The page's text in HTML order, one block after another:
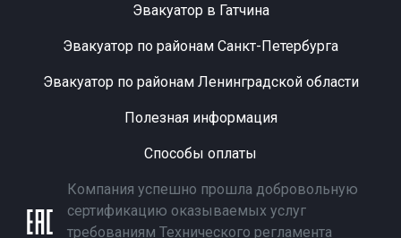
Эвакуатор в Гатчина
Эвакуатор по районам Санкт-Петербурга
Эвакуатор по районам Ленинградской области
Полезная информация
Способы оплаты
Компания успешно прошла добровольную
сертификацию оказываемых услуг
требованиям Технического регламента